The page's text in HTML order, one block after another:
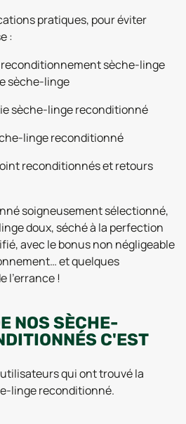
pratiques, pour éviter
:
sèche-linge
sèche-linge
sèche-linge reconditionné
linge reconditionné
reconditionnés et retours
soigneusement sélectionné,
doux, séché à la perfection
avec le bonus non négligeable
et quelques
l’errance !
NOS SÈCHE-
C'EST
utilisateurs qui ont trouvé la
linge reconditionné.